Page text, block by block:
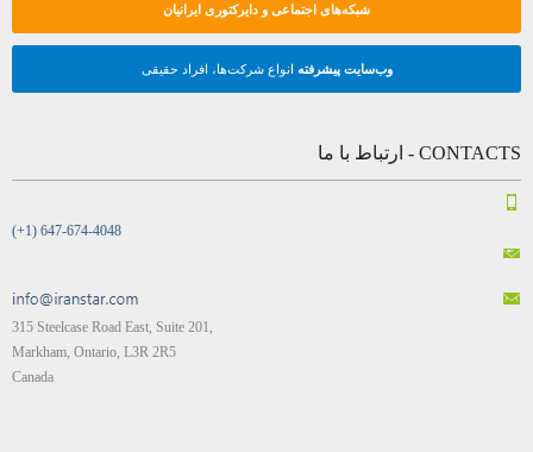
شبکه‌های اجتماعی و دایرکتوری ایرانیان
وب‌سایت پیشرفته انواع شرکت‌ها، افراد حقیقی
CONTACTS - ارتباط با ما
(+1) 647-674-4048
315 Steelcase Road East, Suite 201,
Markham, Ontario, L3R 2R5
Canada